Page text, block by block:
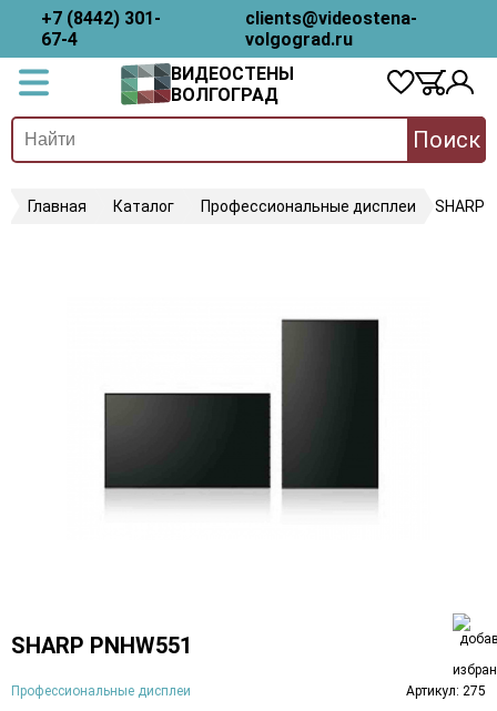
+7 (8442) 301-
67-4
clients@videostena-
volgograd.ru
ВИДЕОСТЕНЫ
ВОЛГОГРАД
Поиск
Главная Каталог Профессиональные дисплеи SHARP
SHARP PNHW551
Профессиональные дисплеи Артикул: 275